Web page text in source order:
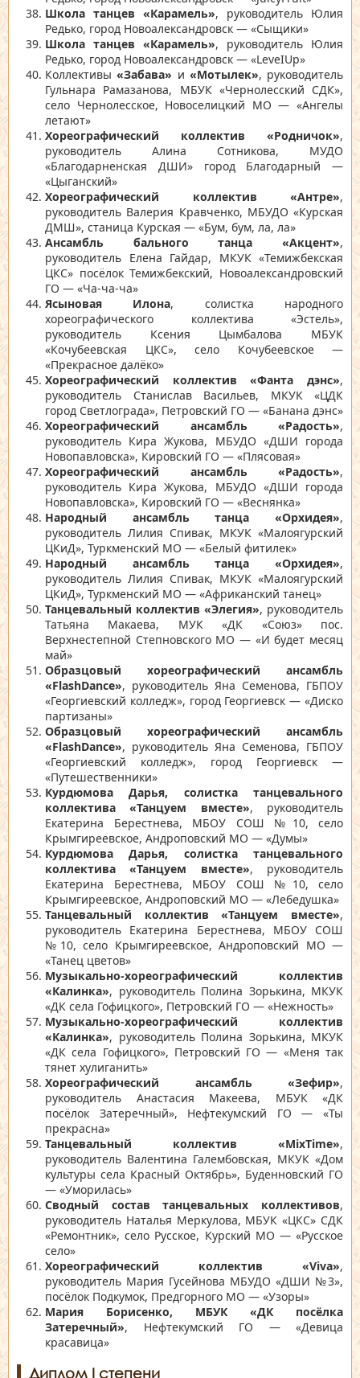
Школа танцев «Карамель», руководитель Юлия
Редько, город Новоалександровск — «Сыщики»
Школа танцев «Карамель», руководитель Юлия
Редько, город Новоалександровск — «LeveIUp»
Коллективы«Забава» и «Мотылек», руководитель
Гульнара Рамазанова, МБУК «Чернолесский СДК»,
село Чернолесское, Новоселицкий МО — «Ангелы
летают»
Хореографический коллектив «Родничок»,
руководитель Алина Сотникова, МУДО
«Благодарненская ДШИ» город Благодарный —
«Цыганский»
Хореографический коллектив «Антре»,
руководитель Валерия Кравченко, МБУДО «Курская
ДМШ», станица Курская — «Бум, бум, ла, ла»
Ансамбль бального танца «Акцент»,
руководитель Елена Гайдар, МКУК «Темижбекская
ЦКС» посёлок Темижбекский, Новоалександровский
ГО — «Ча-ча-ча»
Ясыновая Илона, солистка народного
хореографического коллектива «Эстель»,
руководитель Ксения Цымбалова МБУК
«Кочубеевская ЦКС», село Кочубеевское —
«Прекрасное далёко»
Хореографический коллектив «Фанта дэнс»,
руководитель Станислав Васильев, МКУК «ЦДК
город Светлограда», Петровский ГО — «Банана дэнс»
Хореографический ансамбль «Радость»,
руководитель Кира Жукова, МБУДО «ДШИ города
Новопавловска», Кировский ГО — «Плясовая»
Хореографический ансамбль «Радость»,
руководитель Кира Жукова, МБУДО «ДШИ города
Новопавловска», Кировский ГО — «Веснянка»
Народный ансамбль танца «Орхидея»,
руководитель Лилия Спивак, МКУК «Малоягурский
ЦКиД», Туркменский МО — «Белый фитилек»
Народный ансамбль танца «Орхидея»,
руководитель Лилия Спивак, МКУК «Малоягурский
ЦКиД», Туркменский МО — «Африканский танец»
Танцевальный коллектив «Элегия», руководитель
Татьяна Макаева, МУК «ДК «Союз» пос.
Верхнестепной Степновского МО — «И будет месяц
май»
Образцовый хореографический ансамбль
«FlashDance», руководитель Яна Семенова, ГБПОУ
«Георгиевский колледж», город Георгиевск — «Диско
партизаны»
Образцовый хореографический ансамбль
«FlashDance», руководитель Яна Семенова, ГБПОУ
«Георгиевский колледж», город Георгиевск —
«Путешественники»
Курдюмова Дарья, солистка танцевального
коллектива «Танцуем вместе», руководитель
Екатерина Берестнева, МБОУ СОШ №10, село
Крымгиреевское, Андроповский МО — «Думы»
Курдюмова Дарья, солистка танцевального
коллектива «Танцуем вместе», руководитель
Екатерина Берестнева, МБОУ СОШ №10, село
Крымгиреевское, Андроповский МО — «Лебедушка»
Танцевальный коллектив «Танцуем вместе»,
руководитель Екатерина Берестнева, МБОУ СОШ
№10, село Крымгиреевское, Андроповский МО —
«Танец цветов»
Музыкально-хореографический коллектив
«Калинка», руководитель Полина Зорькина, МКУК
«ДК села Гофицкого», Петровский ГО — «Нежность»
Музыкально-хореографический коллектив
«Калинка», руководитель Полина Зорькина, МКУК
«ДК села Гофицкого», Петровский ГО — «Меня так
тянет хулиганить»
Хореографический ансамбль «Зефир»,
руководитель Анастасия Макеева, МБУК «ДК
посёлок Затеречный», Нефтекумский ГО — «Ты
прекрасна»
Танцевальный коллектив «MixTime»,
руководитель Валентина Галембовская, МКУК «Дом
культуры села Красный Октябрь», Буденновский ГО
— «Уморилась»
Сводный состав танцевальных коллективов,
руководитель Наталья Меркулова, МБУК «ЦКС» СДК
«Ремонтник», село Русское, Курский МО — «Русское
село»
Хореографический коллектив «Viva»,
руководитель Мария Гусейнова МБУДО «ДШИ №3»,
посёлок Подкумок, Предгорного МО — «Узоры»
Мария Борисенко, МБУК «ДК посёлка
Затеречный», Нефтекумский ГО — «Девица
красавица»
Диплом I степени